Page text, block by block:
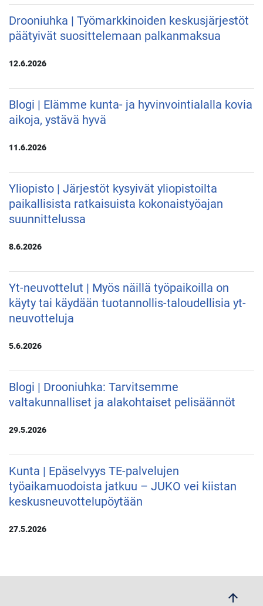
Drooniuhka | Työmarkkinoiden keskusjärjestöt
päätyivät suosittelemaan palkanmaksua
12.6.2026
Blogi | Elämme kunta- ja hyvinvointialalla kovia
aikoja, ystävä hyvä
11.6.2026
Yliopisto | Järjestöt kysyivät yliopistoilta
paikallisista ratkaisuista kokonaistyöajan
suunnittelussa
8.6.2026
Yt-neuvottelut | Myös näillä työpaikoilla on
käyty tai käydään tuotannollis-taloudellisia yt-
neuvotteluja
5.6.2026
Blogi | Drooniuhka: Tarvitsemme
valtakunnalliset ja alakohtaiset pelisäännöt
29.5.2026
Kunta | Epäselvyys TE-palvelujen
työaikamuodoista jatkuu – JUKO vei kiistan
keskusneuvottelupöytään
27.5.2026
arrow_upwards